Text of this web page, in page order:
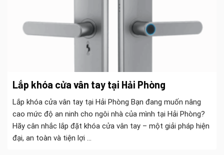
Lắp khóa cửa vân tay tại Hải Phòng
Lắp khóa cửa vân tay tại Hải Phòng Bạn đang muốn nâng
cao mức độ an ninh cho ngôi nhà của mình tại Hải Phòng?
Hãy cân nhắc lắp đặt khóa cửa vân tay – một giải pháp hiện
đại, an toàn và tiện lợi ...